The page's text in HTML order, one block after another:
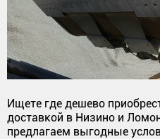
Ищете где дешево
доставкой в Низино и
предлагаем выгодные